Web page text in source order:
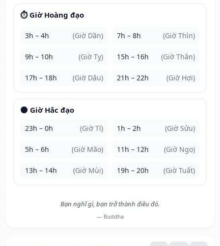
⏱️ Giờ Hoàng đạo
3h – 4h (Giờ Dần) 7h – 8h (Giờ Thìn)
9h – 10h (Giờ Tỵ) 15h – 16h (Giờ Thân)
17h – 18h (Giờ Dậu) 21h – 22h (Giờ Hợi)
🌑 Giờ Hắc đạo
23h – 0h (Giờ Tí) 1h – 2h (Giờ Sửu)
5h – 6h (Giờ Mão) 11h – 12h (Giờ Ngọ)
13h – 14h (Giờ Mùi) 19h – 20h (Giờ Tuất)
Bạn nghĩ gì, bạn trở thành điều đó.
— Buddha